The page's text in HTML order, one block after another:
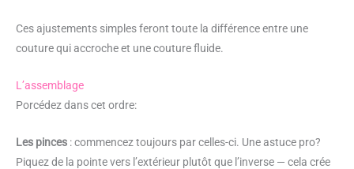
Ces ajustements simples feront toute la différence entre une
couture qui accroche et une couture fluide.
L’assemblage
Porcédez dans cet ordre:
Les pinces : commencez toujours par celles-ci. Une astuce pro?
Piquez de la pointe vers l’extérieur plutôt que l’inverse — cela crée